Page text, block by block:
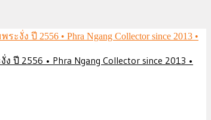
2556 • Phra Ngang Collector since 2013 •